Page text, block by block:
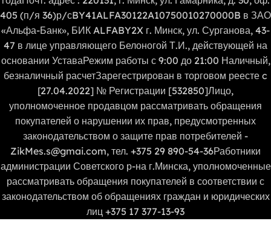
405 (п/я 36)р/сBY41ALFA30122A10750010270000B в ЗАО
«Альфа-Банк», БИК ALFABY2X г. Минск, ул. Сурганова, 43-
47 в лице управляющего Белоногой Т.И., действующей на
основании УставаРежим работы с 9:00 до 21:00 Наличный,
безналичный расчетЗарегестрирован в торговом реесте c
[27.04.2022] № Регистрации [532850]Лицо,
уполномоченное продавцом рассматривать обращения
покупателей о нарушении их прав, предусмотренных
законодательством о защите прав потребителей -
ZikMes.s@gmai.com, тел. +375 29 890-54-36Работники
администрации Советского р-на г.Минска, уполномоченные
рассматривать обращения покупателей в соответствии с
законодательством об обращениях граждан и юридических
лиц +375 17 377-13-93